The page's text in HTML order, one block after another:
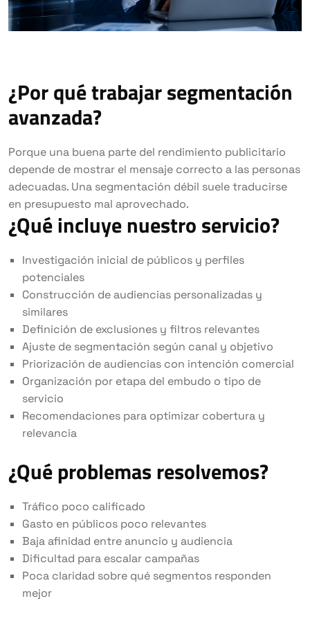
¿Por qué trabajar segmentación
avanzada?
Porque una buena parte del rendimiento publicitario
depende de mostrar el mensaje correcto a las personas
adecuadas. Una segmentación débil suele traducirse
en presupuesto mal aprovechado.
¿Qué incluye nuestro servicio?
Investigación inicial de públicos y perfiles
potenciales
Construcción de audiencias personalizadas y
similares
Definición de exclusiones y filtros relevantes
Ajuste de segmentación según canal y objetivo
Priorización de audiencias con intención comercial
Organización por etapa del embudo o tipo de
servicio
Recomendaciones para optimizar cobertura y
relevancia
¿Qué problemas resolvemos?
Tráfico poco calificado
Gasto en públicos poco relevantes
Baja afinidad entre anuncio y audiencia
Dificultad para escalar campañas
Poca claridad sobre qué segmentos responden
mejor